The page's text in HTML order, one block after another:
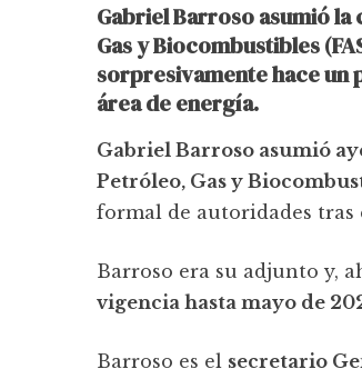
Gabriel Barroso asumió
Gas y Biocombustibles
sorpresivamente hace un
área de energía.
Gabriel Barroso asumió
Petróleo, Gas y
formal de autoridades
Barroso era su adjunto y,
vigencia hasta mayo de
Barroso es el secretario